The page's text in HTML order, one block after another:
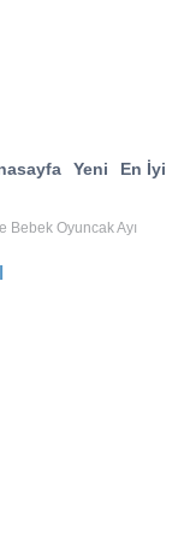
Yeni En İyi
Bebek Oyuncak Ayı